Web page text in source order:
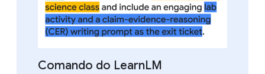
Comando do LearnLM